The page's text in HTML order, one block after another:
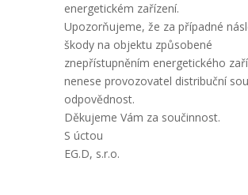
energetickém zařízení.
Upozorňujeme, že za případné
škody na objektu způsobené
znepřístupněním energetického
nenese provozovatel distribuční
odpovědnost.
Děkujeme Vám za součinnost.
S úctou
EG.D, s.r.o.